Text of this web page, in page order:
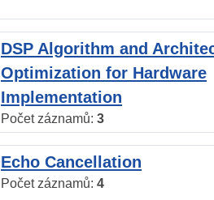
DSP Algorithm and
Optimization for Hardware
Implementation
Počet záznamů: 3
Echo Cancellation
Počet záznamů: 4